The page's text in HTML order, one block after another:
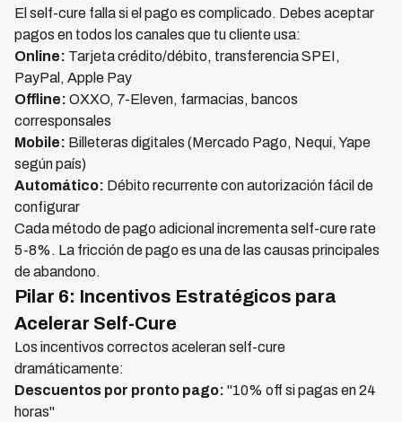
El self-cure falla si el pago es complicado. Debes aceptar
pagos en todos los canales que tu cliente usa:
Online: Tarjeta crédito/débito, transferencia SPEI,
PayPal, Apple Pay
Offline: OXXO, 7-Eleven, farmacias, bancos
corresponsales
Mobile: Billeteras digitales (Mercado Pago, Nequi, Yape
según país)
Automático: Débito recurrente con autorización fácil de
configurar
Cada método de pago adicional incrementa self-cure rate
5-8%. La fricción de pago es una de las causas principales
de abandono.
Pilar 6: Incentivos Estratégicos para
Acelerar Self-Cure
Los incentivos correctos aceleran self-cure
dramáticamente:
Descuentos por pronto pago: "10% off si pagas en 24
horas"